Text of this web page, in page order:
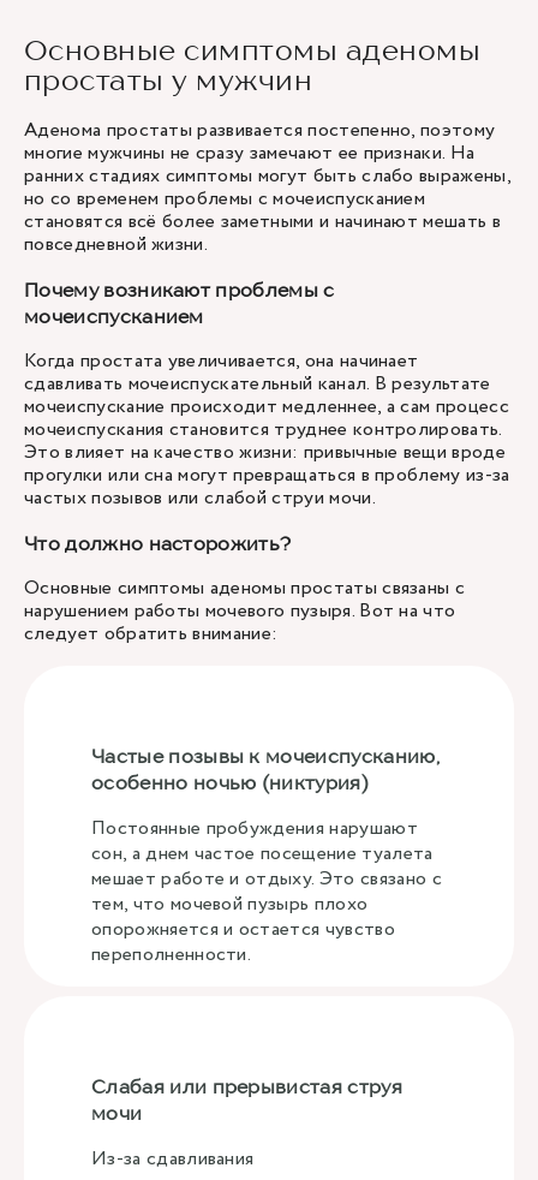
Основные симптомы аденомы
простаты у мужчин
Аденома простаты развивается постепенно, поэтому
многие мужчины не сразу замечают ее признаки. На
ранних стадиях симптомы могут быть слабо выражены,
но со временем проблемы с мочеиспусканием
становятся всё более заметными и начинают мешать в
повседневной жизни.
Почему возникают проблемы с
мочеиспусканием
Когда простата увеличивается, она начинает
сдавливать мочеиспускательный канал. В результате
мочеиспускание происходит медленнее, а сам процесс
мочеиспускания становится труднее контролировать.
Это влияет на качество жизни: привычные вещи вроде
прогулки или сна могут превращаться в проблему из-за
частых позывов или слабой струи мочи.
Что должно насторожить?
Основные симптомы аденомы простаты связаны с
нарушением работы мочевого пузыря. Вот на что
следует обратить внимание:
Частые позывы к мочеиспусканию,
особенно ночью (никтурия)
Постоянные пробуждения нарушают
сон, а днем частое посещение туалета
мешает работе и отдыху. Это связано с
тем, что мочевой пузырь плохо
опорожняется и остается чувство
переполненности.
Слабая или прерывистая струя
мочи
Из-за сдавливания